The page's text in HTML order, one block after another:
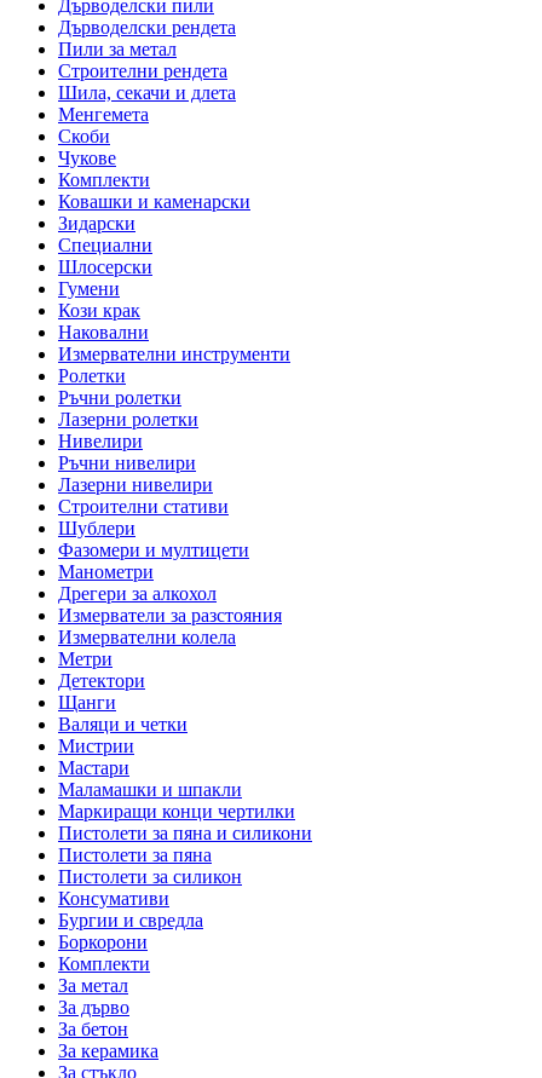
Дърводелски пили
Дърводелски рендета
Пили за метал
Строителни рендета
Шила, секачи и длета
Менгемета
Скоби
Чукове
Комплекти
Ковашки и каменарски
Зидарски
Специални
Шлосерски
Гумени
Кози крак
Наковални
Измервателни инструменти
Ролетки
Ръчни ролетки
Лазерни ролетки
Нивелири
Ръчни нивелири
Лазерни нивелири
Строителни стативи
Шублери
Фазомери и мултицети
Манометри
Дрегери за алкохол
Измерватели за разстояния
Измервателни колела
Метри
Детектори
Щанги
Валяци и четки
Мистрии
Мастари
Маламашки и шпакли
Маркиращи конци чертилки
Пистолети за пяна и силикони
Пистолети за пяна
Пистолети за силикон
Консумативи
Бургии и свредла
Боркорони
Комплекти
За метал
За дърво
За бетон
За керамика
За стъкло